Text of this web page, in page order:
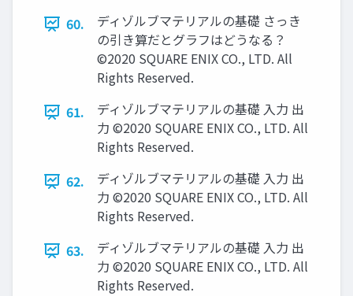
60.
ディゾルブマテリアルの基礎 さっき
の引き算だとグラフはどうなる？
©2020 SQUARE ENIX CO., LTD. All
Rights Reserved.
61.
ディゾルブマテリアルの基礎 入力 出
力 ©2020 SQUARE ENIX CO., LTD. All
Rights Reserved.
62.
ディゾルブマテリアルの基礎 入力 出
力 ©2020 SQUARE ENIX CO., LTD. All
Rights Reserved.
63.
ディゾルブマテリアルの基礎 入力 出
力 ©2020 SQUARE ENIX CO., LTD. All
Rights Reserved.